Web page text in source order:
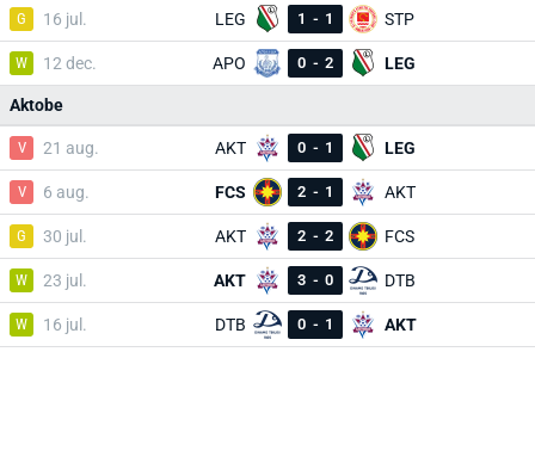
G 16 jul. LEG 1 - 1 STP
W 12 dec. APO 0 - 2 LEG
Aktobe
V 21 aug. AKT 0 - 1 LEG
V 6 aug. FCS 2 - 1 AKT
G 30 jul. AKT 2 - 2 FCS
W 23 jul. AKT 3 - 0 DTB
W 16 jul. DTB 0 - 1 AKT